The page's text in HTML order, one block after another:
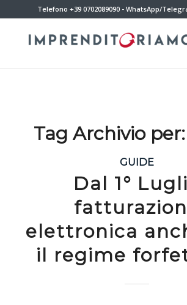
Telefono +39 0702089090 - WhatsApp/
Tag Archivio per:
GUIDE
Dal 1°
elettronica
il regime